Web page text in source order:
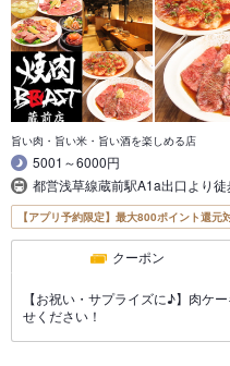
旨い肉・旨い米・旨い酒を楽しめる店
5001～6000円
都営浅草線蔵前駅A1a出口より
【アプリ予約限定】最大800ポイント還元
クーポン
【お祝い・サプライズに♪】肉ケ
せください！